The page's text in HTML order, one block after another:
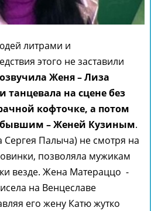
литрами и
этого не заставили
Женя – Лиза
танцевала на сцене без
кофточке, а потом
бывшим – Женей Кузиным.
Палыча) не смотря на
позволяла мужикам
везде. Жена Матераццо -
на Венцеславе
его жену Катю жутко